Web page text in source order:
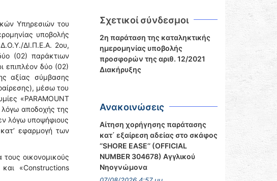
Υπηρεσιών του
υποβολής
ΔΙ.Π.Ε.Α. 2ου,
(02) παράκτιων
επιπλέον δύο (02)
αξίας σύμβασης
μέσω του
«PARAMOUNT
αποδοχής της
λόγω υποψήφιους
εφαρμογή των
οικονομικούς
«Constructions
Σχετικοί σύνδεσμοι
2η παράταση της καταληκτικής
ημερομηνίας υποβολής
προσφορών της αριθ. 12/2021
Διακήρυξης
Ανακοινώσεις
Αίτηση χορήγησης παράτασης
κατ΄ εξαίρεση αδείας στο σκάφος
‘’SHORE EASE’’ (OFFICIAL
NUMBER 304678) Αγγλικού
Νηογνώμονα